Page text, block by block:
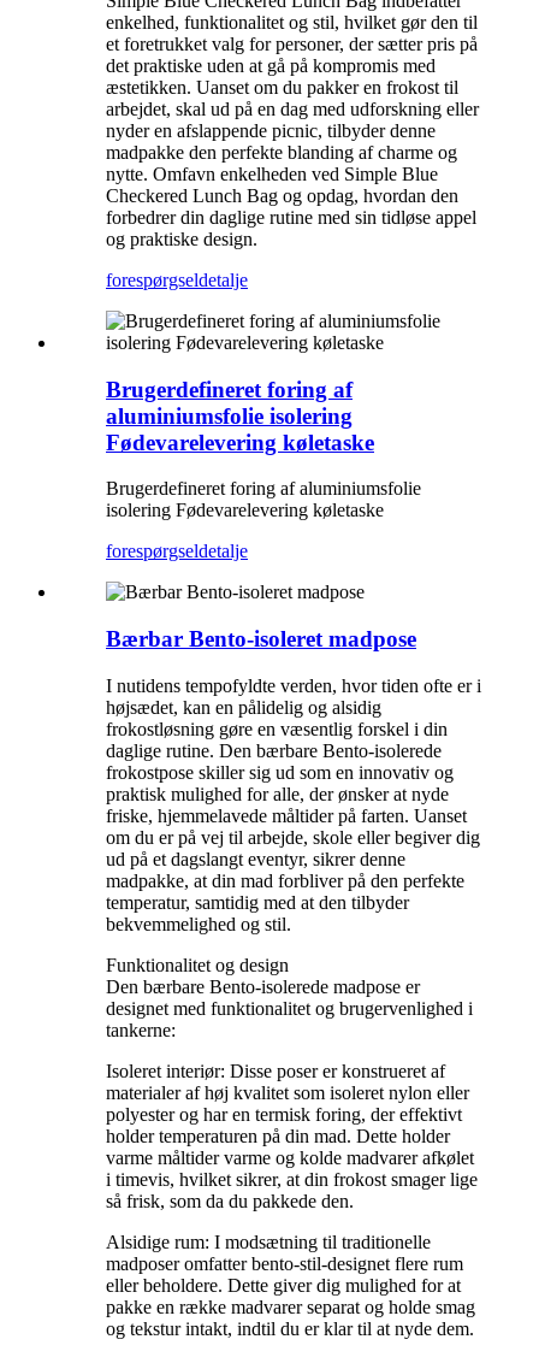
enkelhed, funktionalitet og stil, hvilket gør den til
et foretrukket valg for personer, der sætter pris på
det praktiske uden at gå på kompromis med
æstetikken. Uanset om du pakker en frokost til
arbejdet, skal ud på en dag med udforskning eller
nyder en afslappende picnic, tilbyder denne
madpakke den perfekte blanding af charme og
nytte. Omfavn enkelheden ved Simple Blue
Checkered Lunch Bag og opdag, hvordan den
forbedrer din daglige rutine med sin tidløse appel
og praktiske design.
forespørgseldetalje
Brugerdefineret foring af
aluminiumsfolie isolering
Fødevarelevering køletaske
Brugerdefineret foring af aluminiumsfolie
isolering Fødevarelevering køletaske
forespørgseldetalje
Bærbar Bento-isoleret madpose
I nutidens tempofyldte verden, hvor tiden ofte er i
højsædet, kan en pålidelig og alsidig
frokostløsning gøre en væsentlig forskel i din
daglige rutine. Den bærbare Bento-isolerede
frokostpose skiller sig ud som en innovativ og
praktisk mulighed for alle, der ønsker at nyde
friske, hjemmelavede måltider på farten. Uanset
om du er på vej til arbejde, skole eller begiver dig
ud på et dagslangt eventyr, sikrer denne
madpakke, at din mad forbliver på den perfekte
temperatur, samtidig med at den tilbyder
bekvemmelighed og stil.
Funktionalitet og design
Den bærbare Bento-isolerede madpose er
designet med funktionalitet og brugervenlighed i
tankerne:
Isoleret interiør: Disse poser er konstrueret af
materialer af høj kvalitet som isoleret nylon eller
polyester og har en termisk foring, der effektivt
holder temperaturen på din mad. Dette holder
varme måltider varme og kolde madvarer afkølet
i timevis, hvilket sikrer, at din frokost smager lige
så frisk, som da du pakkede den.
Alsidige rum: I modsætning til traditionelle
madposer omfatter bento-stil-designet flere rum
eller beholdere. Dette giver dig mulighed for at
pakke en række madvarer separat og holde smag
og tekstur intakt, indtil du er klar til at nyde dem.